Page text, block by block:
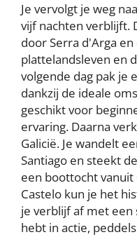
Je vervolgt je weg
vijf nachten verblijft.
door Serra d'Arga
plattelandsleven en
volgende dag pak je
dankzij de ideale
geschikt voor
ervaring. Daarna
Galicië. Je wandelt
Santiago en steekt
een boottocht vanuit
Castelo kun je het
je verblijf af met een
hebt in actie,